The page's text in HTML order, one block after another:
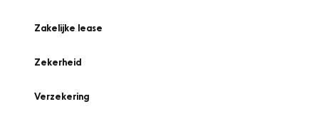
Zakelijke lease
Zekerheid
Verzekering